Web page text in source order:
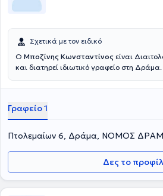
Σχετικά με τον ειδικό
Ο Μποζίνης Κωνσταντίνος είναι
και διατηρεί ιδιωτικό γραφείο στη
με κατεύθυνση την Κλινική Διατροφή.
συμβουλευτική για φυσιολογικές
αθλητές.
Γραφείο 1
Πτολεμαίων 6, Δράμα, ΝΟΜΟΣ
Δες το προφίλ